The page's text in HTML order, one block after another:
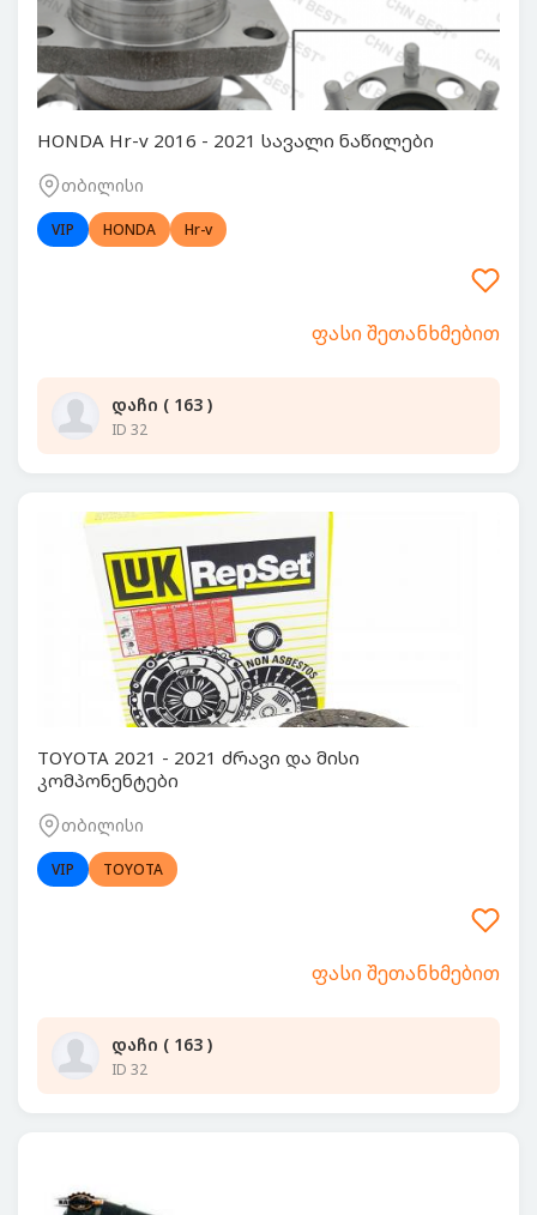
HONDA Hr-v 2016 - 2021 სავალი ნაწილები
თბილისი
VIP HONDA Hr-v
ფასი შეთანხმებით
დაჩი ( 163 )
ID 32
TOYOTA 2021 - 2021 ძრავი და მისი
კომპონენტები
თბილისი
VIP TOYOTA
ფასი შეთანხმებით
დაჩი ( 163 )
ID 32